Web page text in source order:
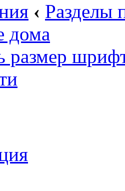
‹ Разделы
дома
размер